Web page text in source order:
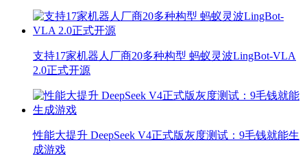
支持17家机器人厂商20多种构型 蚂蚁灵波LingBot-VLA
2.0正式开源
性能大提升 DeepSeek V4正式版灰度测试：9毛钱就能生
成游戏